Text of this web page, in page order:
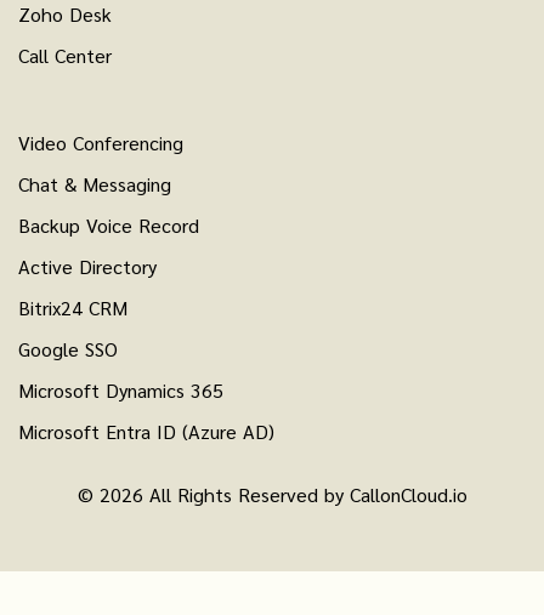
Zoho Desk
Call Center
Video Conferencing
Chat & Messaging
Backup Voice Record
Active Directory
Bitrix24 CRM
Google SSO
Microsoft Dynamics 365
Microsoft Entra ID (Azure AD)
© 2026 All Rights Reserved by CallonCloud.io